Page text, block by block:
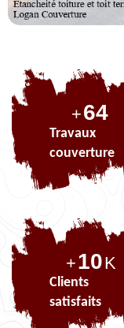
+80
Travaux
couverture
+10K
Clients
satisfaits